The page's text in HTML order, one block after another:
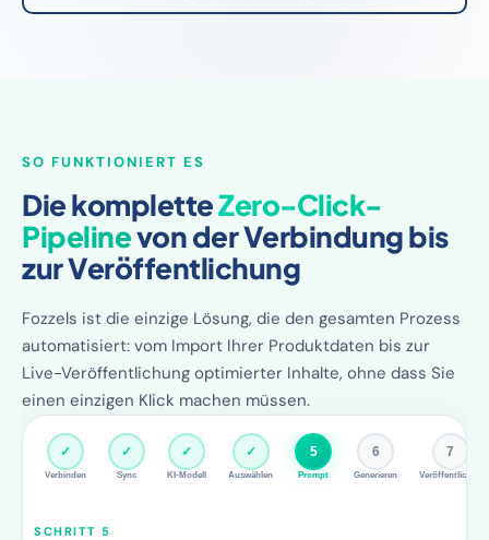
SO FUNKTIONIERT ES
Die kompletteZero-Click-
Pipelinevon der Verbindung bis
zur Veröffentlichung
Fozzels ist die einzige Lösung, die den gesamten Prozess
automatisiert: vom Import Ihrer Produktdaten bis zur
Live-Veröffentlichung optimierter Inhalte, ohne dass Sie
einen einzigen Klick machen müssen.
✓
Verbinden
✓
Sync
✓
KI-Modell
✓
Auswählen
✓
Prompt
6
Generieren
7
Veröffentlichen
SCHRITT 6